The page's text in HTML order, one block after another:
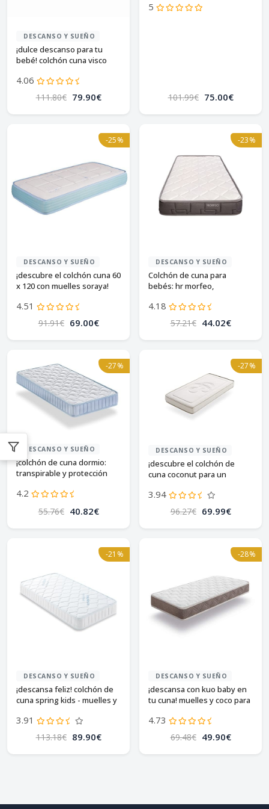
DESCANSO Y SUEÑO
¡dulce descanso para tu
bebé! colchón cuna visco
suavidad premium |
certificados| 120x60 cm
4.06
111.80€ 79.90€
5
101.99€ 75.00€
-25%
DESCANSO Y SUEÑO
¡descubre el colchón cuna 60
x 120 con muelles soraya!
4.51
91.91€ 69.00€
-23%
DESCANSO Y SUEÑO
Colchón de cuna para
bebés: hr morfeo,
4.18
57.21€ 44.02€
-27%
DESCANSO Y SUEÑO
¡colchón de cuna dormio:
transpirable y protección
4.2
55.76€ 40.82€
-27%
DESCANSO Y SUEÑO
¡descubre el colchón de
cuna coconut para un
3.94
96.27€ 69.99€
-21%
DESCANSO Y SUEÑO
¡descansa feliz! colchón de
cuna spring kids - muelles y
3.91
113.18€ 89.90€
-28%
DESCANSO Y SUEÑO
¡descansa con kuo baby en
tu cuna! muelles y coco para
4.73
69.48€ 49.90€